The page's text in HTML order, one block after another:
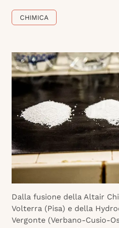
CHIMICA
Dalla fusione della Altair
Volterra (Pisa) e della
Vergonte (Verbano-Cusio-